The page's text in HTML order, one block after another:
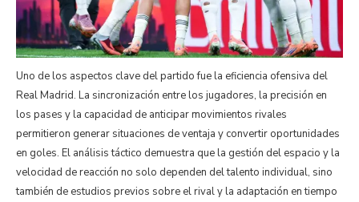
Uno de los aspectos clave del partido fue la eficiencia ofensiva del
Real Madrid. La sincronización entre los jugadores, la precisión en
los pases y la capacidad de anticipar movimientos rivales
permitieron generar situaciones de ventaja y convertir oportunidades
en goles. El análisis táctico demuestra que la gestión del espacio y la
velocidad de reacción no solo dependen del talento individual, sino
también de estudios previos sobre el rival y la adaptación en tiempo